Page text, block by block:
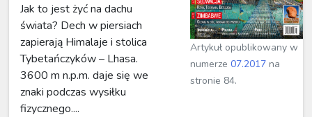
Jak to jest żyć na dachu
świata? Dech w piersiach
zapierają Himalaje i stolica
Tybetańczyków – Lhasa.
3600 m n.p.m. daje się we
znaki podczas wysiłku
fizycznego....
Artykuł opublikowany w
numerze07.2017 na
stronie 84.